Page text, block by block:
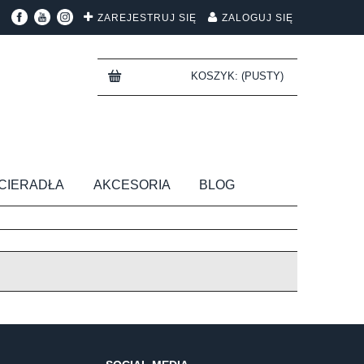
ZAREJESTRUJ SIĘ ZALOGUJ SIĘ
KOSZYK: (PUSTY)
AKCESORIA BLOG